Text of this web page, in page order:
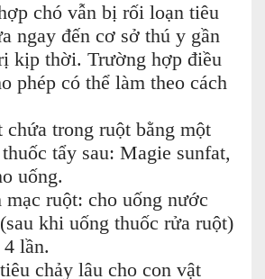
chó vẫn bị rối loạn tiêu
ngay đến cơ sở thú y gần
kịp thời. Trường hợp điều
phép có thể làm theo cách
trong ruột bằng một
tẩy sau: Magie sunfat,
uống.
ruột: cho uống nước
khi uống thuốc rửa ruột)
lần.
chảy lâu cho con vật